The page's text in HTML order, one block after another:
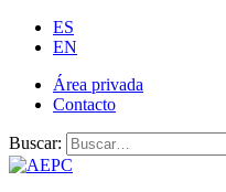
ES
EN
Área privada
Contacto
Buscar: